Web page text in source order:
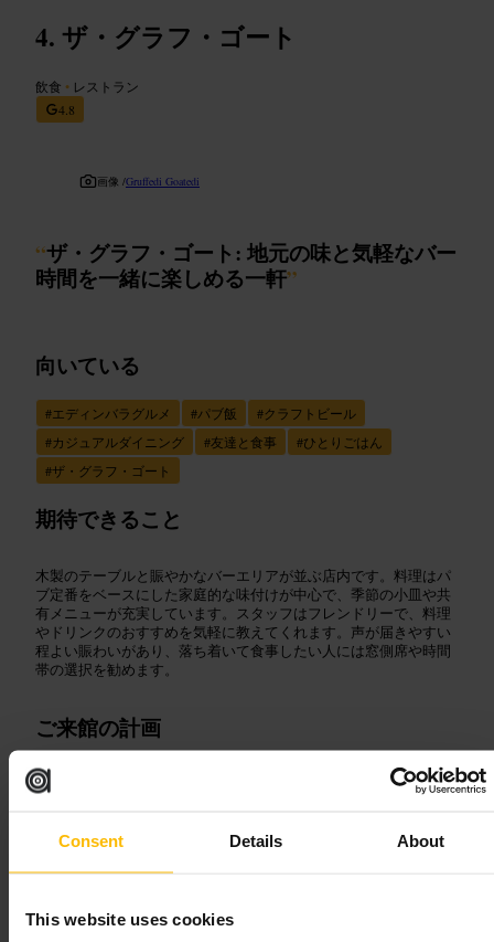
Consent Details About
This website uses cookies
ザ・グラフ・ゴート
飲食 • レストラン
4.8
画像 /Gruffedi Goatedi
“ザ・グラフ・ゴート: 地元の味と気軽なバー
時間を一緒に楽しめる一軒”
向いている
#エディンバラグルメ #パブ飯 #クラフトビール
#カジュアルダイニング #友達と食事 #ひとりごはん
#ザ・グラフ・ゴート
期待できること
木製のテーブルと賑やかなバーエリアが並ぶ店内です。料理はパ
ブ定番をベースにした家庭的な味付けが中心で、季節の小皿や共
有メニューが充実しています。スタッフはフレンドリーで、料理
やドリンクのおすすめを気軽に教えてくれます。声が届きやすい
程よい賑わいがあり、落ち着いて食事したい人には窓側席や時間
帯の選択を勧めます。
ご来館の計画
混雑する夕方は予約や早めの来店が安心です。メニューに迷った
いる場合は、静かな時間帯を狙うと落ち着いて過ごせます。
http://thegruffgoat.co.uk/